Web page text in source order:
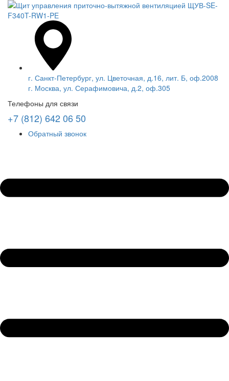
г. Санкт-Петербург, ул. Цветочная, д.16, лит. Б, оф.2008
г. Москва, ул. Серафимовича, д.2, оф.305
Телефоны для связи
+7 (812) 642 06 50
Обратный звонок